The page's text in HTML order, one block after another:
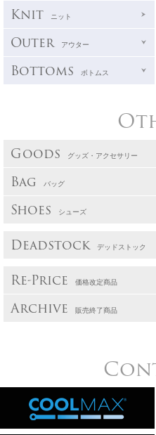
Knit ニット
Outer アウター
Bottoms ボトムス
Goods グッズ・アクセサリー
Bag バッグ
Shoes シューズ
Deadstock デッドストック
Re-Price 価格改定商品
Archive 販売終了商品